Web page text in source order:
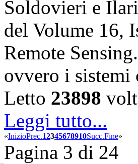
Soldovieri e
del Volume 16,
Remote
ovvero i
Letto 23898
Leggi tutto...
«InizioPrec.12345678910Succ.Fine»
Pagina 3 di 24